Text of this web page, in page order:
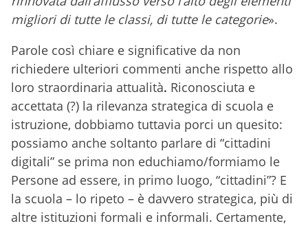
migliori di tutte le classi, di tutte le categorie».
Parole così chiare e significative da non
richiedere ulteriori commenti anche rispetto allo
loro straordinaria attualità. Riconosciuta e
accettata (?) la rilevanza strategica di scuola e
istruzione, dobbiamo tuttavia porci un quesito:
possiamo anche soltanto parlare di “cittadini
digitali” se prima non educhiamo/formiamo le
Persone ad essere, in primo luogo, “cittadini”? E
la scuola – lo ripeto – è davvero strategica, più di
altre istituzioni formali e informali. Certamente,